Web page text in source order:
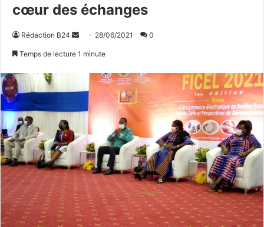
cœur des échanges
Rédaction B24
y
u
c
o
r
28/06/2021 0
Temps de lecture 1 minute